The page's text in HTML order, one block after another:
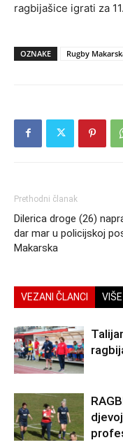
ragbijašice igrati za
OZNAKE Rugby
Prethodni članak
Dilerica droge (26)
dar mar u policijskoj
Makarska
VEZANI ČLANCI